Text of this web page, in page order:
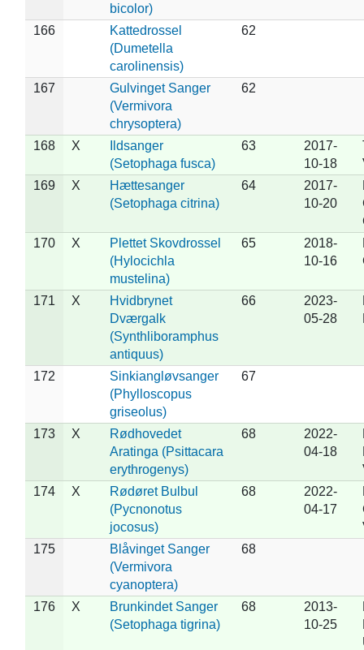
bicolor)
166
Kattedrossel
(Dumetella
carolinensis)
62
167
Gulvinget Sanger
(Vermivora
chrysoptera)
62
168 X
Ildsanger
(Setophaga fusca)
63
2017-
10-18
169
X
Hættesanger
(Setophaga citrina)
64
2017-
10-20
170
X
Plettet Skovdrossel
(Hylocichla
mustelina)
65
2018-
10-16
171 X
Hvidbrynet
Dværgalk
(Synthliboramphus
antiquus)
66
2023-
05-28
172
Sinkiangløvsanger
(Phylloscopus
griseolus)
67
173 X
Rødhovedet
Aratinga (Psittacara
erythrogenys)
68
2022-
04-18
174
X
Rødøret Bulbul
(Pycnonotus
jocosus)
68
2022-
04-17
175
Blåvinget Sanger
(Vermivora
cyanoptera)
68
176 X
Brunkindet Sanger
(Setophaga tigrina)
68
2013-
10-25